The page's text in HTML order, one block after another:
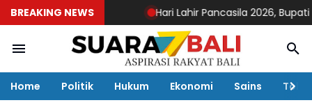
BREAKING NEWS Hari Lahir Pancasila 2026, Bupati
Home Politik Hukum Ekonomi Sains